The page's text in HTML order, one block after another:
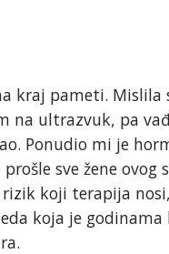
kraj pameti.
na ultrazvuk, pa
Ponudio mi je
sve žene ovog
koji terapija
koja je